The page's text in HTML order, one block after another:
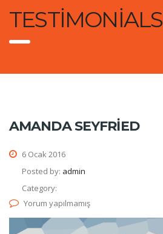
TESTIMONIALS
AMANDA SEYFRIED
6 Ocak 2016
Posted by: admin
Category:
Yorum yapılmamış